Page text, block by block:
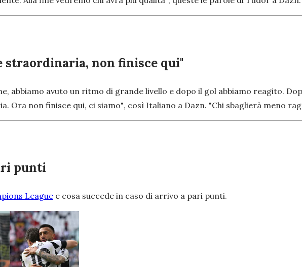
straordinaria, non finisce qui"
abbiamo avuto un ritmo di grande livello e dopo il gol abbiamo reagito.
Ora non finisce qui, ci siamo", così Italiano a Dazn. "Chi sbaglierà meno
punti
League e cosa succede in caso di arrivo a pari punti.